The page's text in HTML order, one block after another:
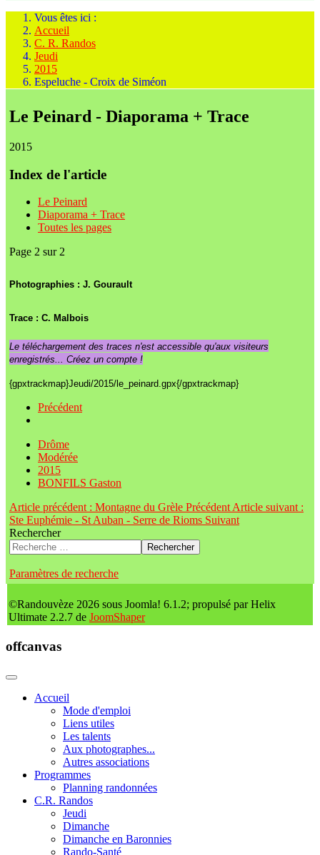
Vous êtes ici :
Accueil
C. R. Randos
Jeudi
2015
Espeluche - Croix de Siméon
Le Peinard - Diaporama + Trace
2015
Index de l'article
Le Peinard
Diaporama + Trace
Toutes les pages
Page 2 sur 2
Photographies : J. Gourault
Trace : C. Malbois
Le téléchargement des traces n'est accessible qu'aux visiteurs
enregistrés... Créez un compte !
{gpxtrackmap}Jeudi/2015/le_peinard.gpx{/gpxtrackmap}
Précédent
Drôme
Modérée
2015
BONFILS Gaston
Article précédent : Montagne du Grèle Précédent Article suivant :
Ste Euphémie - St Auban - Serre de Rioms Suivant
Rechercher
Rechercher
Paramètres de recherche
©Randouvèze 2026 sous Joomla! 6.1.2; propulsé par Helix
Ultimate 2.2.7 de JoomShaper
offcanvas
Accueil
Mode d'emploi
Liens utiles
Les talents
Aux photographes...
Autres associations
Programmes
Planning randonnées
C.R. Randos
Jeudi
Dimanche
Dimanche en Baronnies
Rando-Santé